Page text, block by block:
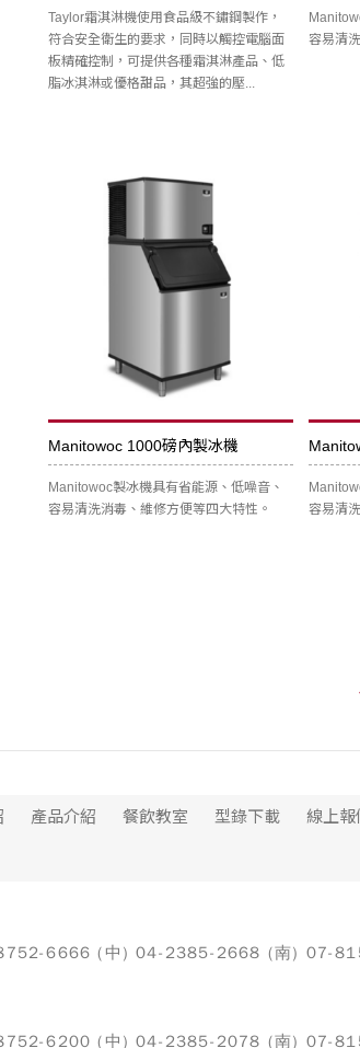
Taylor霜淇淋機使用食品級不鏽鋼製作，
符合安全衛生的要求，同時以觸控電腦面
板精確控制，可提供各種霜淇淋產品、低
脂冰淇淋或優格甜品，其超強的壓...
容易清
Manitowoc 1000磅內製冰機
Manitowoc製冰機具有省能源、低噪音、
容易清洗消毒、維修方便等四大特性。
容易清
產品介紹 餐飲教室 型錄下載 線上報
6666 (中) 04-2385-2668 (南) 07-
6200 (中) 04-2385-2078 (南) 07-